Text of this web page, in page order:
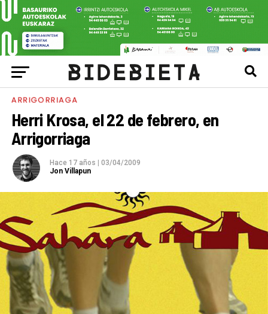
ARRIGORRIAGA
Herri Krosa, el 22 de febrero, en
Arrigorriaga
Hace 17 años
03/04/2009
Jon Villapun